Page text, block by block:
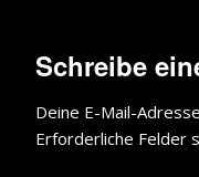
Schreibe
Deine E-Mail-
Erforderliche Felder